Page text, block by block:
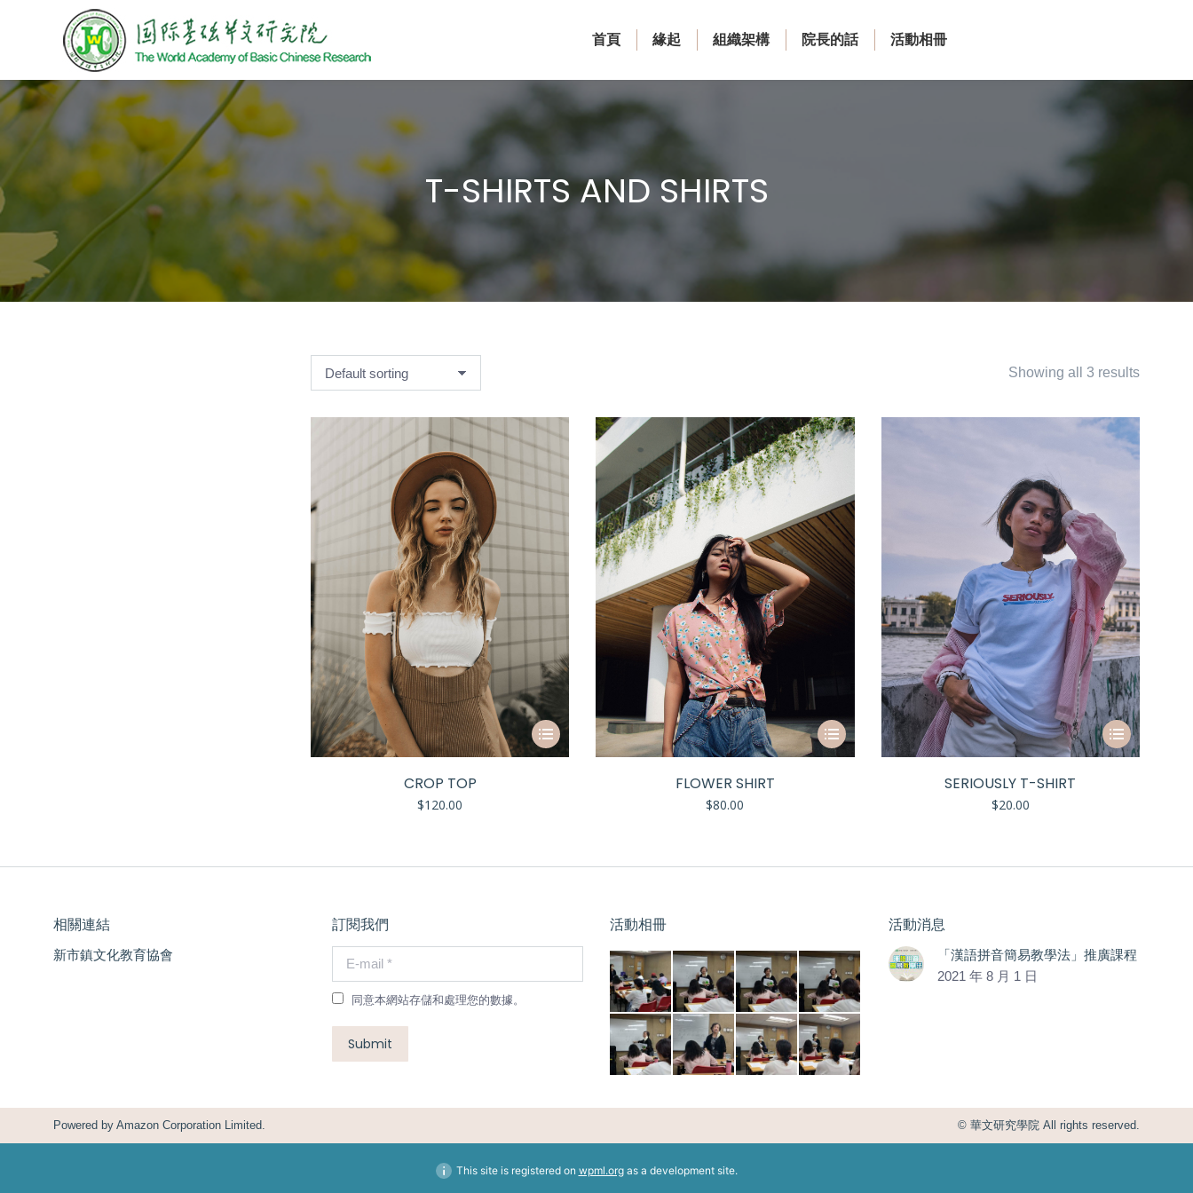
首頁 緣起 組織架構 院長的話 活動相冊
T-SHIRTS AND SHIRTS
Showing all 3 results
CROP TOP
$120.00
FLOWER SHIRT
$80.00
SERIOUSLY T-SHIRT
$20.00
相關連結
新市鎮文化教育協會
訂閱我們
同意本網站存儲和處理您的數據。
Submit
活動相冊
活動消息
「漢語拼音簡易教學法」推廣課程
2021 年 8 月 1 日
Powered by Amazon Corporation Limited. © 華文研究學院 All rights reserved.
This site is registered on wpml.orgas a development site.